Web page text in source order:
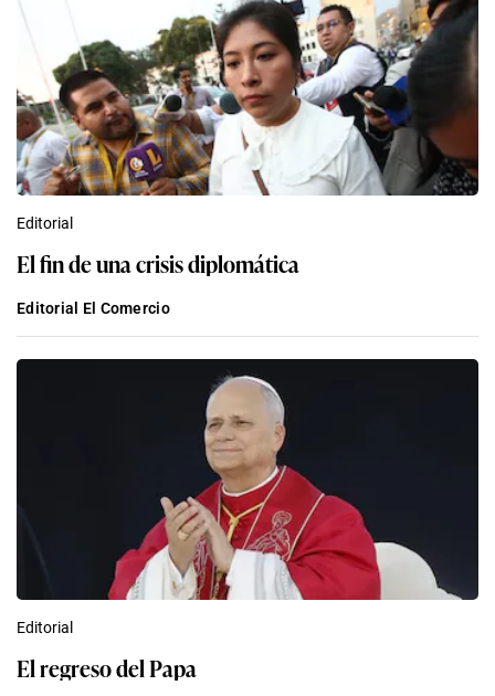
Editorial
El fin de una crisis diplomática
Editorial El Comercio
Editorial
El regreso del Papa